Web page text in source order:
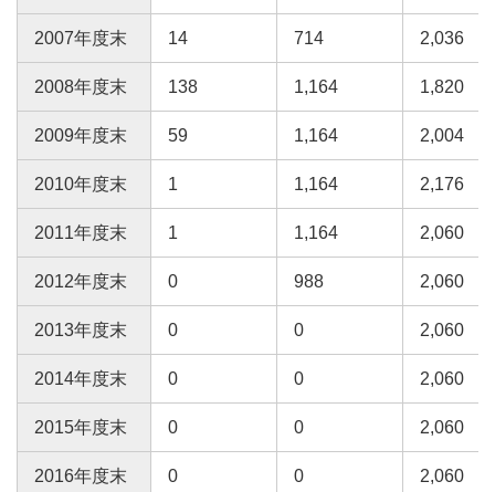
2007年度末 14 714 2,036
2008年度末 138 1,164 1,820
2009年度末 59 1,164 2,004
2010年度末 1 1,164 2,176
2011年度末 1 1,164 2,060
2012年度末 0 988 2,060
2013年度末 0 0 2,060
2014年度末 0 0 2,060
2015年度末 0 0 2,060
2016年度末 0 0 2,060